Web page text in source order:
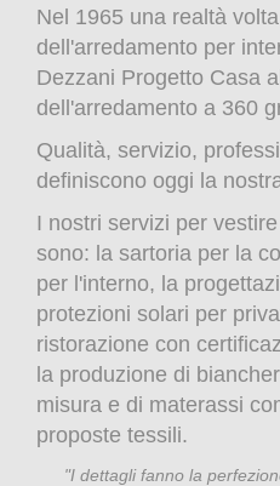
Nel 1965 una realtà
dell'arredamento per
Dezzani Progetto Casa
dell'arredamento a 360
Qualità, servizio,
definiscono oggi la
I nostri servizi per
sono: la sartoria per la
per l'interno, la
protezioni solari per
ristorazione con
la produzione di
misura e di materassi
proposte tessili.
"I dettagli fanno la